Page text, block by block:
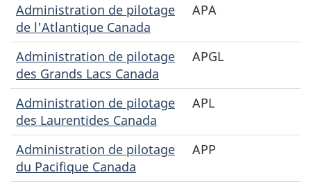
Administration de pilotage
de l'Atlantique Canada
APA
Administration de pilotage
des Grands Lacs Canada
APGL
Administration de pilotage
des Laurentides Canada
APL
Administration de pilotage
du Pacifique Canada
APP